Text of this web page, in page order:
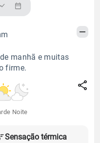
manhã e muitas
firme.
Noite
Sensação térmica